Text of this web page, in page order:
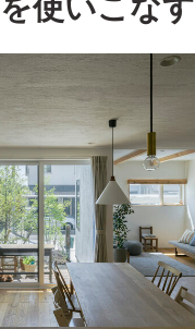
使いこなす